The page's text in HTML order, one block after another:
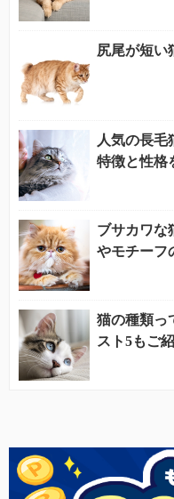
尻尾が短い
人気の長毛
特徴と性格
ブサカワな
やモチーフ
猫の種類っ
スト5もご